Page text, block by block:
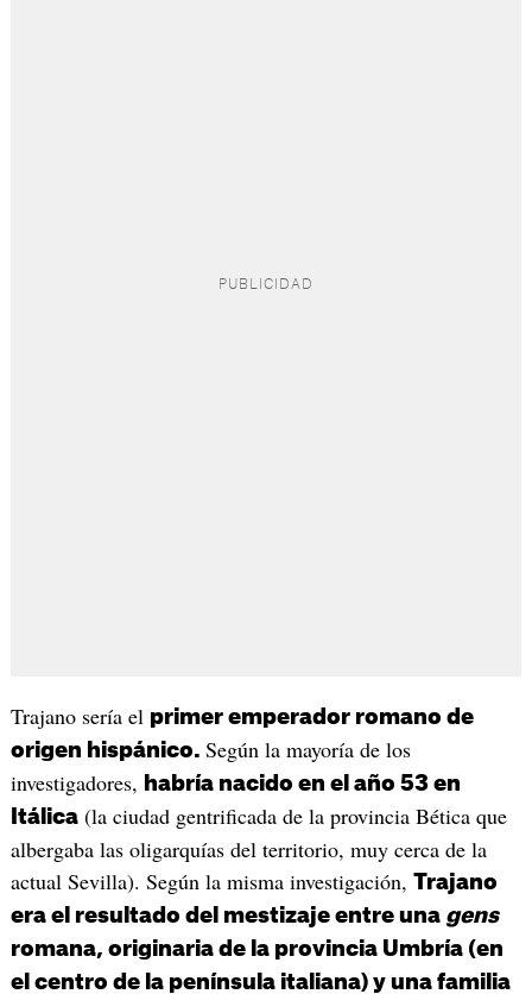
Trajano sería el primer emperador romano de
origen hispánico. Según la mayoría de los
investigadores, habría nacido en el año 53 en
Itálica(la ciudad gentrificada de la provincia Bética que
albergaba las oligarquías del territorio, muy cerca de la
actual Sevilla). Según la misma investigación, Trajano
era el resultado del mestizaje entre una gens
romana, originaria de la provincia Umbría (en
el centro de la península italiana) y una familia